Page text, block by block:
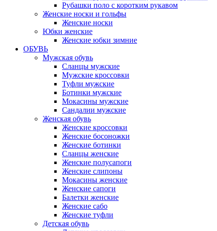
Рубашки поло с коротким рукавом
Женские носки и гольфы
Женские носки
Юбки женские
Женские юбки зимние
ОБУВЬ
Мужская обувь
Сланцы мужские
Мужские кроссовки
Туфли мужские
Ботинки мужские
Мокасины мужские
Сандалии мужские
Женская обувь
Женские кроссовки
Женские босоножки
Женские ботинки
Сланцы женские
Женские полусапоги
Женские слипоны
Мокасины женские
Женские сапоги
Балетки женские
Женские сабо
Женские туфли
Детская обувь